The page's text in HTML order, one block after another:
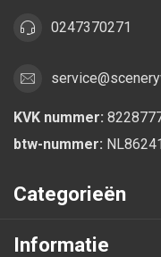
0247370271
KVK nummer:
btw-nummer:
Categorieën
Informatie